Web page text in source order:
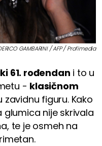
GAMBARINI / AFP / Profimedia
61. rođendan i to u
- klasičnom
zavidnu figuru. Kako
nije skrivala
te je osmeh na